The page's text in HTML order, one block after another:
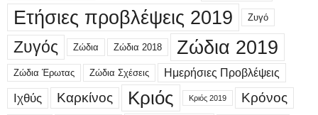
Ετήσιες προβλέψεις 2019 Ζυγό
Ζυγός Ζώδια Ζώδια 2018 Ζώδια 2019
Ζώδια Έρωτας Ζώδια Σχέσεις Ημερήσιες Προβλέψεις
Ιχθύς Καρκίνος Κριός Κριός 2019
Κρόνος